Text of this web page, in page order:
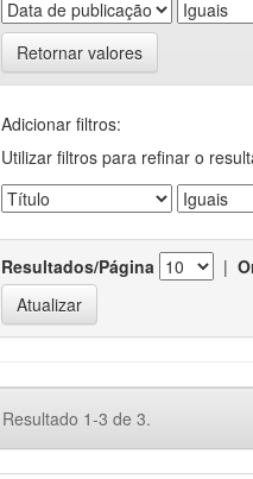
Retornar valores
Adicionar filtros:
Utilizar filtros para refinar o
Resultados/Página |
Resultado 1-3 de 3.